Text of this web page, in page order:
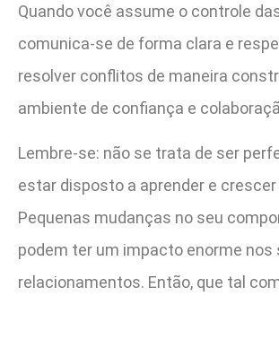
Quando você assume o controle
comunica-se de forma clara e
resolver conflitos de maneira
ambiente de confiança e
Lembre-se: não se trata de ser
estar disposto a aprender e crescer
Pequenas mudanças no seu
podem ter um impacto enorme nos
relacionamentos. Então, que tal